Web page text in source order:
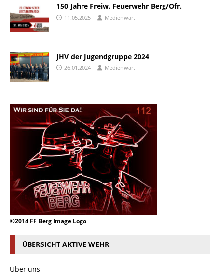
150 Jahre Freiw. Feuerwehr Berg/Ofr.
11.05.2025 Medienwart
JHV der Jugendgruppe 2024
26.01.2024 Medienwart
©2014 FF Berg Image Logo
ÜBERSICHT AKTIVE WEHR
Über uns